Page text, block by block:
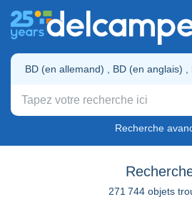
Recherche
271 744 objets